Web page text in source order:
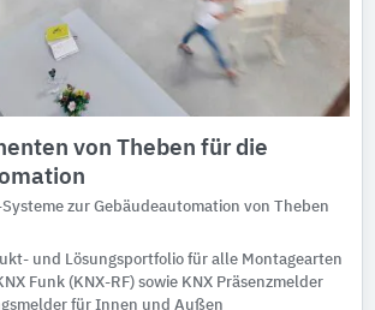
von Theben für die
zur Gebäudeautomation von Theben
und Lösungsportfolio für alle Montagearten
Funk (KNX-RF) sowie KNX Präsenzmelder
für Innen und Außen